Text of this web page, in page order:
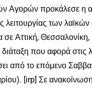
Αγορών προκάλεσε η
λειτουργίας των
Αττική, Θεσσαλονίκη,
που αφορά στις
από το επόμενο
[irp] Σε